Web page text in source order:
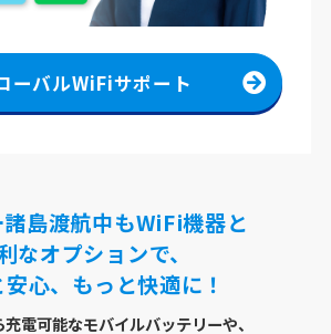
ーバルWiFiサポート
島渡航中もWiFi機器と
なオプションで、
心、もっと快適に！
電可能なモバイルバッテリーや、